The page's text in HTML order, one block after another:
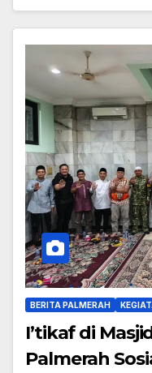
BERITA PALMERAH
I’tikaf di
Palmerah